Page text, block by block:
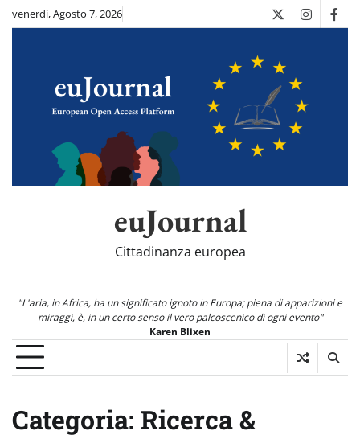
Skipvenerdì, Agosto 7, 2026 X
euJournal
Cittadinanza europea
"L'aria, in Africa, ha un significato ignoto in Europa; piena di apparizioni e
miraggi, è, in un certo senso il vero palcoscenico di ogni evento"
Karen Blixen
Categoria: Ricerca &